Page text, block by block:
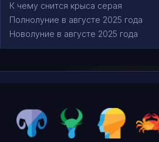
К чему снится крыса серая
Полнолуние в августе 2025 года
Новолуние в августе 2025 года